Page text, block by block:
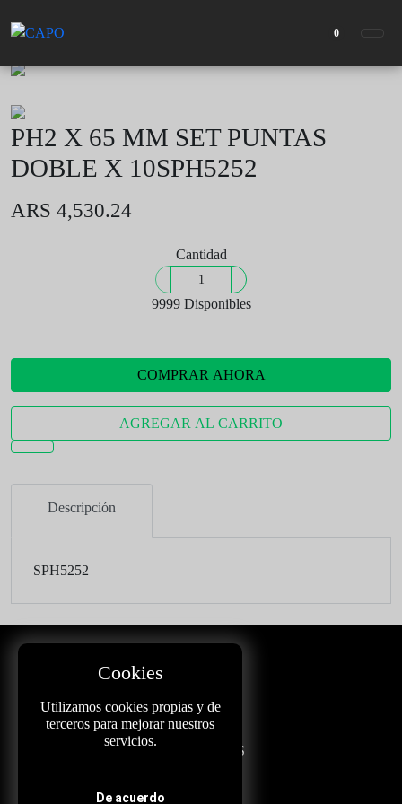
Cookies
Utilizamos cookies propias y de
terceros para mejorar nuestros
servicios.
De acuerdo
0
PH2 X 65 MM SET PUNTAS
DOBLE X 10SPH5252
ARS 4,530.24
Cantidad
9999 Disponibles
COMPRAR AHORA
AGREGAR AL CARRITO
Descripción
SPH5252
TARGETS
PRODUCTOS